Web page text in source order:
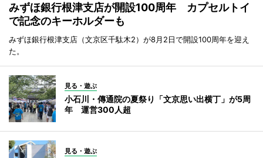
みずほ銀行根津支店が開設100周年 カプセルトイ
で記念のキーホルダーも
みずほ銀行根津支店（文京区千駄木2）が8月2日で開設100周年を迎え
た。
見る・遊ぶ
小石川・傳通院の夏祭り「文京思い出横丁」が5周
年 運営300人超
見る・遊ぶ